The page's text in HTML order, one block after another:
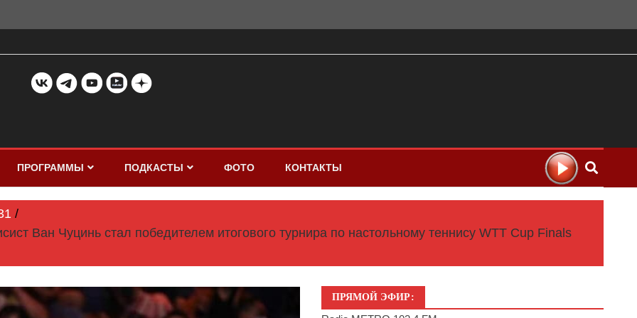
ПРОГРАММЫ ПОДКАСТЫ ФОТО КОНТАКТЫ
Ван Чуцинь стал победителем итогового турнира по настольному теннису WTT Cup Finals
ПРЯМОЙ ЭФИР: